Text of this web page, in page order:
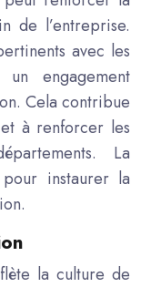
de l’entreprise.
avec les
engagement
Cela contribue
à renforcer les
La
instaurer la
la culture de